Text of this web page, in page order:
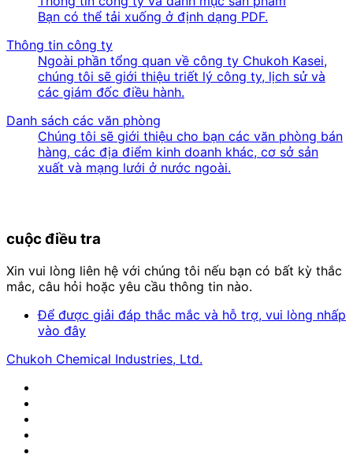
Bạn có thể tải xuống ở định dạng PDF.
Thông tin công ty
Ngoài phần tổng quan về công ty Chukoh Kasei,
chúng tôi sẽ giới thiệu triết lý công ty, lịch sử và
các giám đốc điều hành.
Danh sách các văn phòng
Chúng tôi sẽ giới thiệu cho bạn các văn phòng bán
hàng, các địa điểm kinh doanh khác, cơ sở sản
xuất và mạng lưới ở nước ngoài.
cuộc điều tra
Xin vui lòng liên hệ với chúng tôi nếu bạn có bất kỳ thắc
mắc, câu hỏi hoặc yêu cầu thông tin nào.
Để được giải đáp thắc mắc và hỗ trợ, vui lòng nhấp
vào đây
Chukoh Chemical Industries, Ltd.